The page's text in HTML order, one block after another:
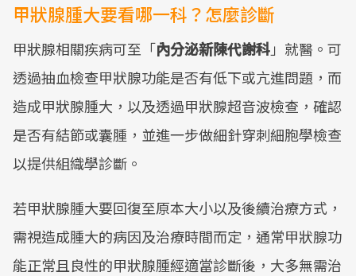
甲狀腺腫大要看哪一科？怎麼診斷
甲狀腺相關疾病可至「內分泌新陳代謝科」就醫。可
透過抽血檢查甲狀腺功能是否有低下或亢進問題，而
造成甲狀腺腫大，以及透過甲狀腺超音波檢查，確認
是否有結節或囊腫，並進一步做細針穿刺細胞學檢查
以提供組織學診斷。
若甲狀腺腫大要回復至原本大小以及後續治療方式，
需視造成腫大的病因及治療時間而定，通常甲狀腺功
能正常且良性的甲狀腺腫經適當診斷後，大多無需治